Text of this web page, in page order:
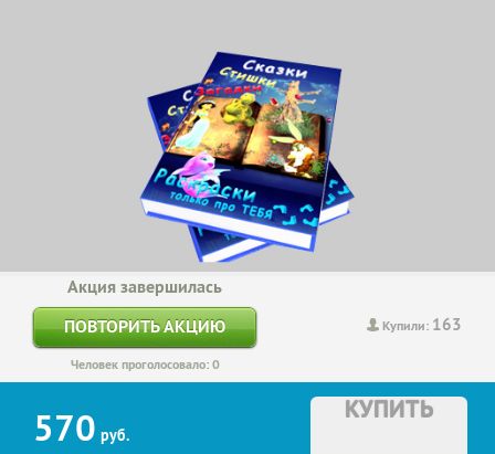
Купили: 163
Акция завершилась
ПОВТОРИТЬ АКЦИЮ
Человек проголосовало: 0
570 руб.
КУПИТЬ